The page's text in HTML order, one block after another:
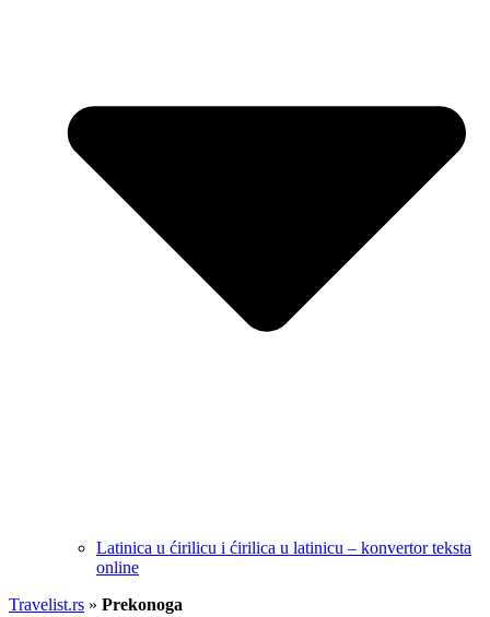
Latinica u ćirilicu i ćirilica u latinicu – konvertor teksta
online
Travelist.rs » Prekonoga